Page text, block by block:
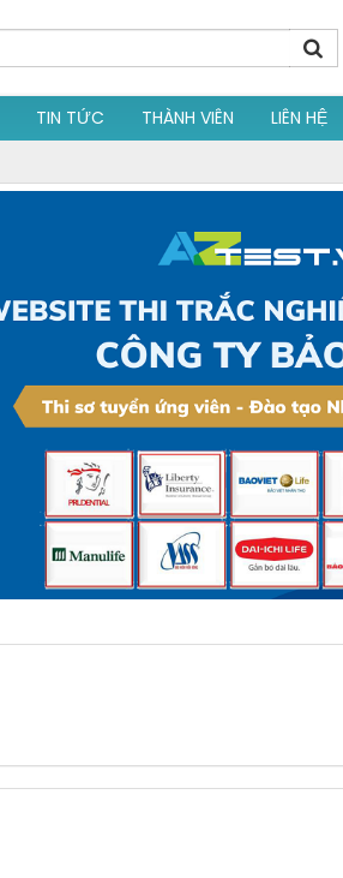
TIN TỨC THÀNH VIÊN
LIÊN HỆ